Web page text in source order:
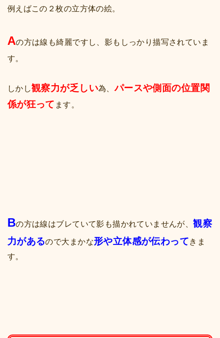
例えばこの２枚の立方体の絵。
Aの方は線も綺麗ですし、影もしっかり描写されていま
す。
しかし観察力が乏しい為、 パースや側面の位置関
係が狂って ます。
Bの方は線はブレていて影も描かれていませんが、観察
力があるので大まかな形や立体感が伝わってきま
す。